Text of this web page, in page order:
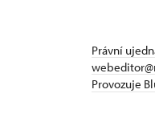
Právní
Provozuje